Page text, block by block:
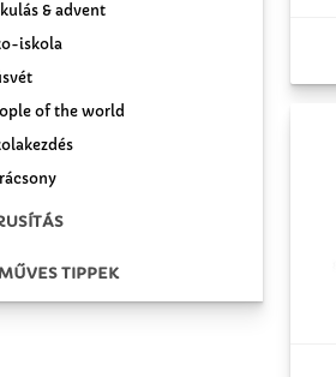
& advent
iskola
of the world
TIPPEK